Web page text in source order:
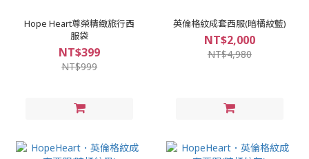
Hope Heart尊榮精緻旅行西
服袋
NT$399
NT$999
英倫格紋成套西服(暗橘紋藍)
NT$2,000
NT$4,980